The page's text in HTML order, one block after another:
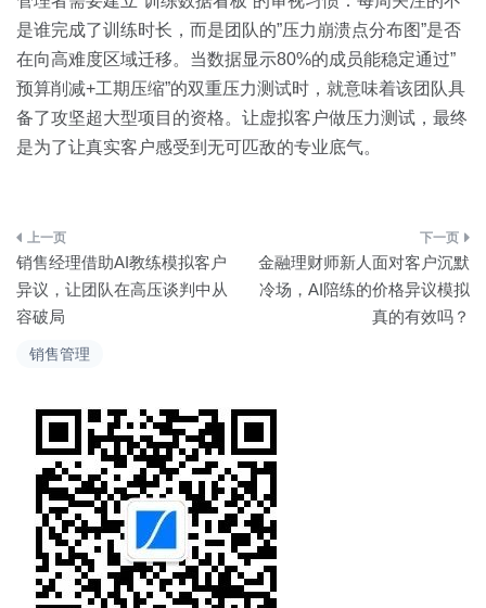
销售管理
是谁完成了训练时长，而是团队的”压力崩溃点分布图”是否
在向高难度区域迁移。当数据显示80%的成员能稳定通过”
预算削减+工期压缩”的双重压力测试时，就意味着该团队具
备了攻坚超大型项目的资格。让虚拟客户做压力测试，最终
是为了让真实客户感受到无可匹敌的专业底气。
文
章
导
销售经理借助AI教练模拟客户
异议，让团队在高压谈判中从
容破局
金融理财师新人面对客户沉默
冷场，AI陪练的价格异议模拟
真的有效吗？